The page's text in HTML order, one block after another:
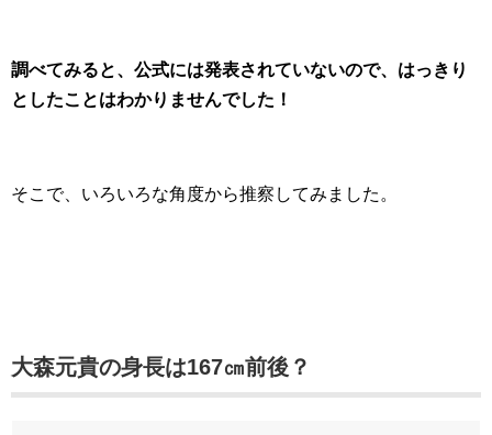
調べてみると、公式には発表されていないので、はっきり
としたことはわかりませんでした！
そこで、いろいろな角度から推察してみました。
大森元貴の身長は167㎝前後？